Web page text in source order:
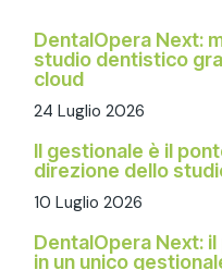
DentalOpera Next:
studio dentistico
cloud
24 Luglio 2026
Il gestionale è il
direzione dello
10 Luglio 2026
DentalOpera Next:
in un unico